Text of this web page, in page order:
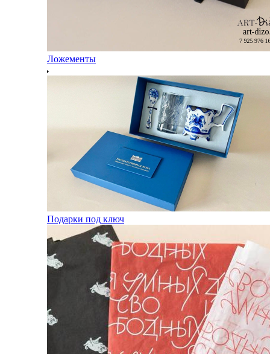
Ложементы
Подарки под ключ